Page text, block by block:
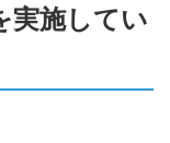
実施してい